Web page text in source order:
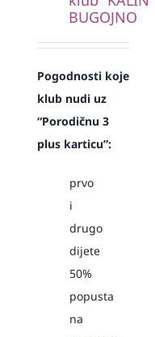
BUGOJNO
Pogodnosti koje
klub nudi uz
“Porodičnu 3
plus karticu”:
prvo
i
drugo
dijete
50%
popusta
na